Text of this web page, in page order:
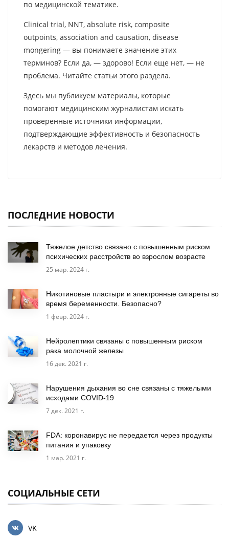
по медицинской тематике.
Clinical trial, NNT, absolute risk, composite
outpoints, association and causation, disease
mongering — вы понимаете значение этих
терминов? Если да, — здорово! Если еще нет, — не
проблема. Читайте статьи этого раздела.
Здесь мы публикуем материалы, которые
помогают медицинским журналистам искать
проверенные источники информации,
подтверждающие эффективность и безопасность
лекарств и методов лечения.
ПОСЛЕДНИЕ НОВОСТИ
Тяжелое детство связано с повышенным риском
психических расстройств во взрослом возрасте
25 мар. 2024 г.
Никотиновые пластыри и электронные сигареты во
время беременности. Безопасно?
1 февр. 2024 г.
Нейролептики связаны с повышенным риском
рака молочной железы
16 дек. 2021 г.
Нарушения дыхания во сне связаны с тяжелыми
исходами COVID-19
7 дек. 2021 г.
FDA: коронавирус не передается через продукты
питания и упаковку
1 мар. 2021 г.
СОЦИАЛЬНЫЕ СЕТИ
VK